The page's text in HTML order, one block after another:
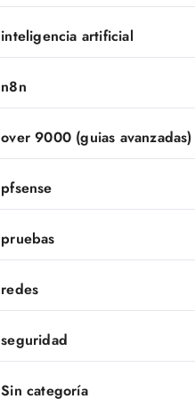
inteligencia artificial
n8n
over 9000 (guias avanzadas)
pfsense
pruebas
redes
seguridad
Sin categoría